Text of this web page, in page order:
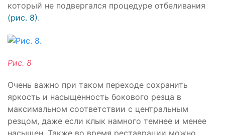
который не подвергался процедуре отбеливания
(рис. 8).
Рис. 8
Очень важно при таком переходе сохранить
яркость и насыщенность бокового резца в
максимальном соответствии с центральным
резцом, даже если клык намного темнее и менее